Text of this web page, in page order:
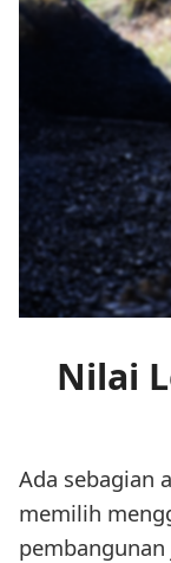
Nilai
Ada sebagian
memilih